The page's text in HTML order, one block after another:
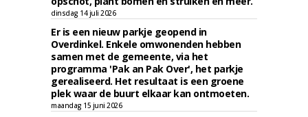
dinsdag 14 juli 2026
Er is een nieuw parkje geopend in
Overdinkel. Enkele omwonenden hebben
samen met de gemeente, via het
programma 'Pak an Pak Over', het parkje
gerealiseerd. Het resultaat is een groene
plek waar de buurt elkaar kan ontmoeten.
maandag 15 juni 2026